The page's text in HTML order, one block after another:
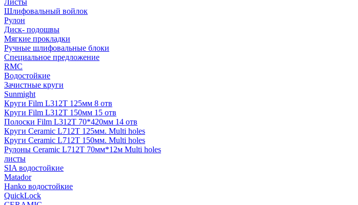
Листы
Шлифовальный войлок
Рулон
Диск- подошвы
Мягкие прокладки
Ручные шлифовальные блоки
Специальное предложение
RMC
Водостойкие
Зачистные круги
Sunmight
Круги Film L312T 125мм 8 отв
Круги Film L312T 150мм 15 отв
Полоски Film L312T 70*420мм 14 отв
Круги Ceramic L712T 125мм. Multi holes
Круги Ceramic L712T 150мм. Multi holes
Рулоны Ceramic L712T 70мм*12м Multi holes
листы
SIA водостойкие
Matador
Hanko водостойкие
QuickLock